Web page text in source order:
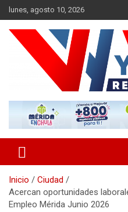
Saltar
al
contenido
lunes, agosto 10, 2026
Vector
Inicio
Ciudad
Acercan oportunidades
Empleo Mérida Junio 2026